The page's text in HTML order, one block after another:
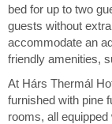
bed for up to two
guests without
accommodate an
friendly amenities,
At Hárs Thermál
furnished with pine
rooms, all